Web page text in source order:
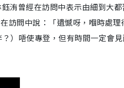
洧曾經在訪問中表示由細到大都
訪問中說：「遺憾呀，嗰時處理
）唔使專登，但有時間一定會見